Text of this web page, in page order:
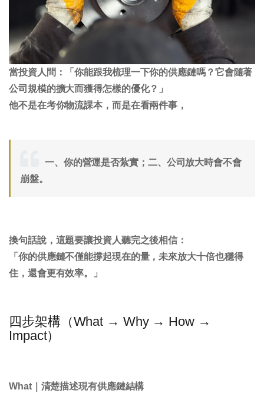
當投資人問：「你能跟我梳理一下你的供應鏈嗎？它會隨著
公司規模的擴大而獲得怎樣的優化？」
他不是在考你物流課本，而是在看兩件事，
一、你的營運是否紮實； 二、公司放大時會不會
崩盤。
換句話說，這題要讓投資人聽完之後相信：
「你的供應鏈不僅能撐起現在的量，未來放大十倍也穩得
住，還會更有效率。」
四步架構（What → Why → How →
Impact）
What｜清楚描述現有供應鏈結構